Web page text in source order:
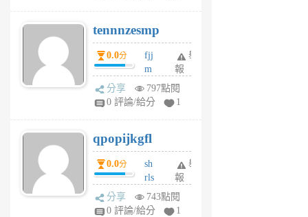
6
個
月
前
tennnzesmp
0.0分
fjj
m
w
rs
6
個
月
前
舉
報
分享
797點閱
0 評論/給分
1
qpopijkgfl
0.0分
sh
rls
k
m
舉
報
分享
743點閱
0 評論/給分
1